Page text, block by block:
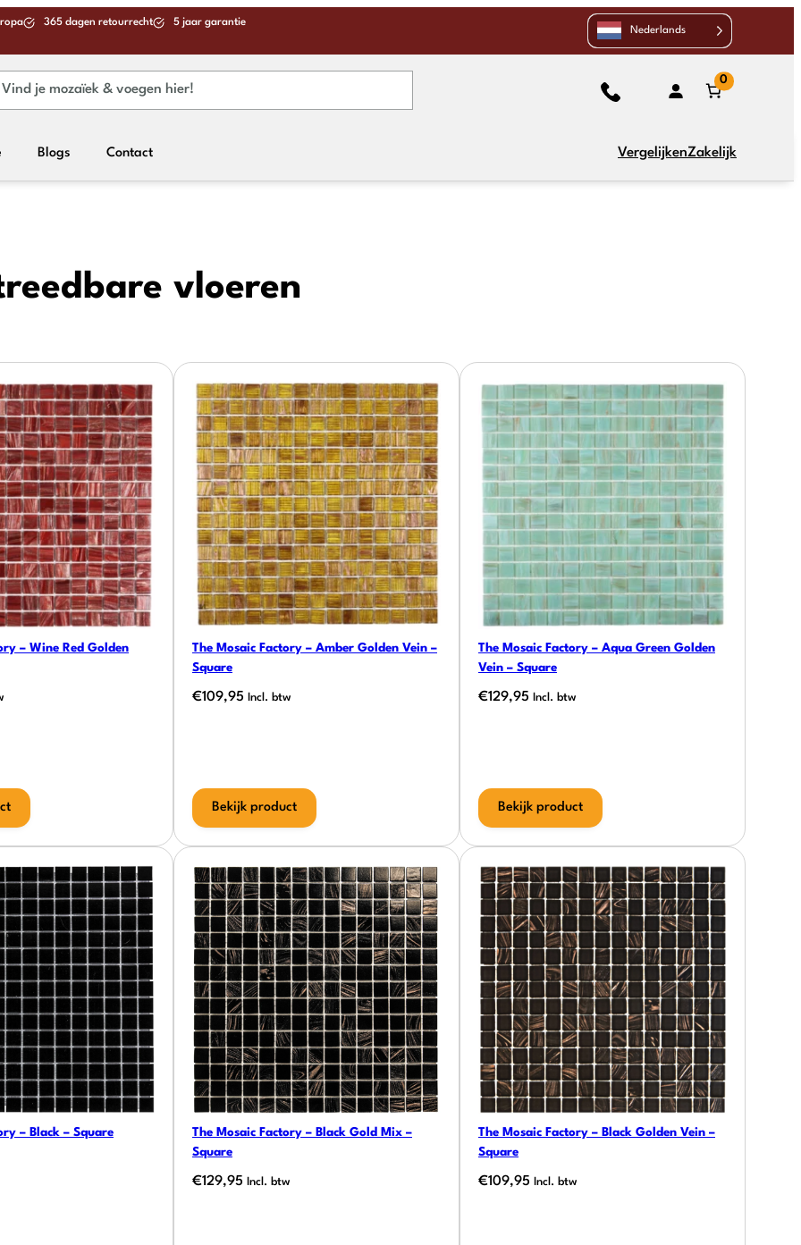
365 dagen retourrecht 5 jaar garantie
Nederlands
0
Blogs Contact VergelijkenZakelijk
vloeren
– Wine Red Golden
The Mosaic Factory – Amber Golden Vein –
Square
€109,95 Incl. btw
Bekijk product
The Mosaic Factory – Aqua Green Golden
Vein – Square
€129,95 Incl. btw
Bekijk product
– Black – Square
The Mosaic Factory – Black Gold Mix –
Square
€129,95 Incl. btw
The Mosaic Factory – Black Golden Vein –
Square
€109,95 Incl. btw